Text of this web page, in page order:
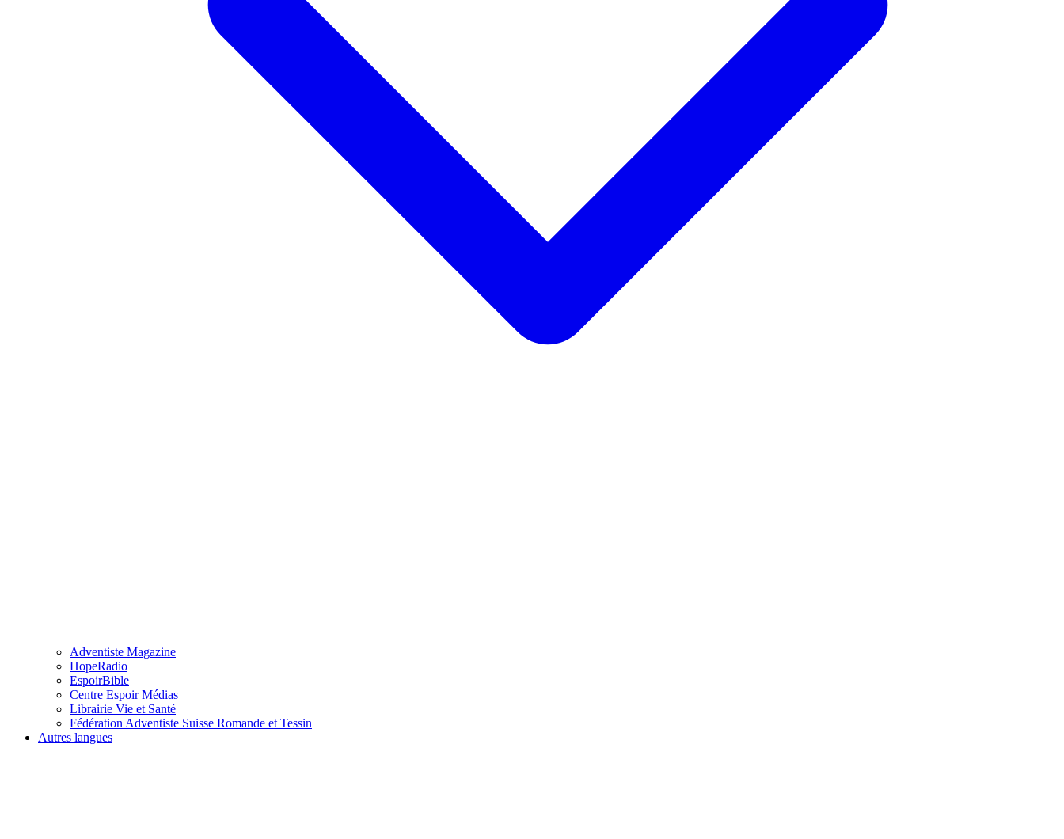
Adventiste Magazine
HopeRadio
EspoirBible
Centre Espoir Médias
Librairie Vie et Santé
Fédération Adventiste Suisse Romande et Tessin
Autres langues